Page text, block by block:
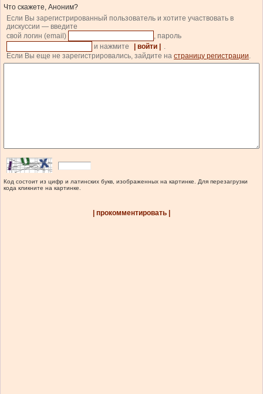
Что скажете, Аноним?
Если Вы зарегистрированный пользователь и хотите участвовать в
дискуссии — введите
свой логин (email)
, пароль
и нажмите
| войти |
.
Если Вы еще не зарегистрировались, зайдите на страницу регистрации.
Код состоит из цифр и латинских букв, изображенных на картинке. Для перезагрузки
кода кликните на картинке.
| прокомментировать |